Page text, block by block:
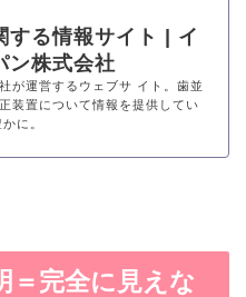
する情報サイト | イ
ン株式会社
が運営するウェブサ イト。歯並
装置について情報を提供してい
に。
＝完全に見えな